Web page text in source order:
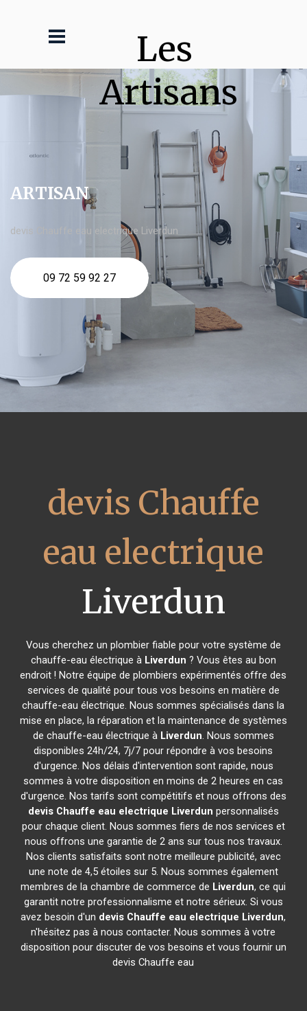
Les
Artisans
ARTISAN
devis Chauffe eau electrique Liverdun
09 72 59 92 27
devis Chauffe
eau electrique
Liverdun
Vous cherchez un plombier fiable pour votre système de
chauffe-eau électrique à Liverdun ? Vous êtes au bon
endroit ! Notre équipe de plombiers expérimentés offre des
services de qualité pour tous vos besoins en matière de
chauffe-eau électrique. Nous sommes spécialisés dans la
mise en place, la réparation et la maintenance de systèmes
de chauffe-eau électrique à Liverdun. Nous sommes
disponibles 24h/24, 7j/7 pour répondre à vos besoins
d'urgence. Nos délais d'intervention sont rapide, nous
sommes à votre disposition en moins de 2 heures en cas
d'urgence. Nos tarifs sont compétitifs et nous offrons des
devis Chauffe eau electrique Liverdun personnalisés
pour chaque client. Nous sommes fiers de nos services et
nous offrons une garantie de 2 ans sur tous nos travaux.
Nos clients satisfaits sont notre meilleure publicité, avec
une note de 4,5 étoiles sur 5. Nous sommes également
membres de la chambre de commerce de Liverdun, ce qui
garantit notre professionnalisme et notre sérieux. Si vous
avez besoin d'un devis Chauffe eau electrique Liverdun,
n'hésitez pas à nous contacter. Nous sommes à votre
disposition pour discuter de vos besoins et vous fournir un
devis Chauffe eau